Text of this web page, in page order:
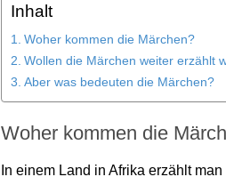
Inhalt
Woher kommen die Märchen?
Wollen die Märchen weiter erzählt
Aber was bedeuten die Märchen?
Woher kommen die
In einem Land in Afrika erzählt